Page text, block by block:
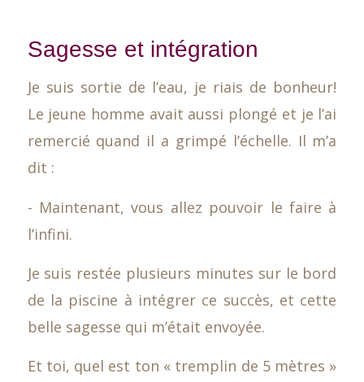
Sagesse et intégration
Je suis sortie de l’eau, je riais de bonheur!
Le jeune homme avait aussi plongé et je l’ai
remercié quand il a grimpé l’échelle. Il m’a
dit :
- Maintenant, vous allez pouvoir le faire à
l’infini.
Je suis restée plusieurs minutes sur le bord
de la piscine à intégrer ce succès, et cette
belle sagesse qui m’était envoyée.
Et toi, quel est ton « tremplin de 5 mètres »